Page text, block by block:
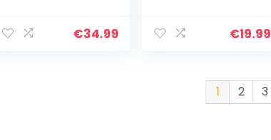
Mikrofon Headset,
€34.99
mit Ladebox,
Bluetooth…
€19.99
1 2 3